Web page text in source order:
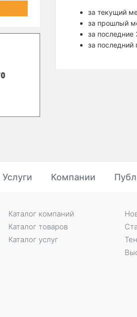
за текущий
за прошлый
за
за
Услуги Компании
Каталог компаний
Каталог товаров
Каталог услуг